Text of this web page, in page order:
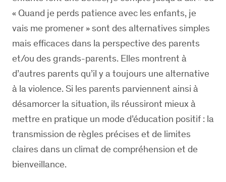
« Quand je perds patience avec les enfants, je
vais me promener » sont des alternatives simples
mais efficaces dans la perspective des parents
et/ou des grands-parents. Elles montrent à
d’autres parents qu’il y a toujours une alternative
à la violence. Si les parents parviennent ainsi à
désamorcer la situation, ils réussiront mieux à
mettre en pratique un mode d’éducation positif : la
transmission de règles précises et de limites
claires dans un climat de compréhension et de
bienveillance.